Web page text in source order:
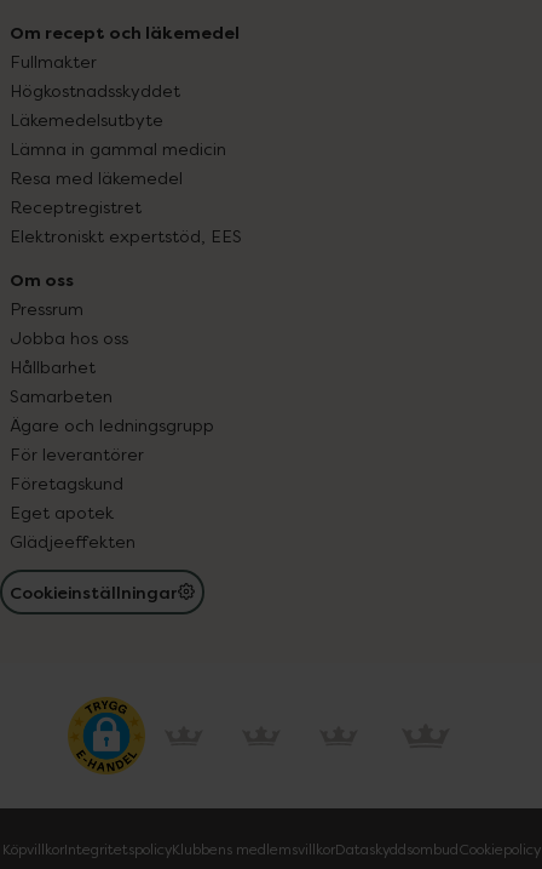
Om recept och läkemedel
Fullmakter
Högkostnadsskyddet
Läkemedelsutbyte
Lämna in gammal medicin
Resa med läkemedel
Receptregistret
Elektroniskt expertstöd, EES
Om oss
Pressrum
Jobba hos oss
Hållbarhet
Samarbeten
Ägare och ledningsgrupp
För leverantörer
Företagskund
Eget apotek
Glädjeeffekten
Cookieinställningar
KöpvillkorIntegritetspolicyKlubbens medlemsvillkorDataskyddsombudCookiepolicy